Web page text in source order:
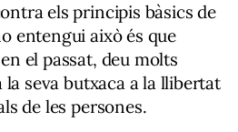
els principis bàsics de
entengui això és que
el passat, deu molts
seva butxaca a la llibertat
de les persones.